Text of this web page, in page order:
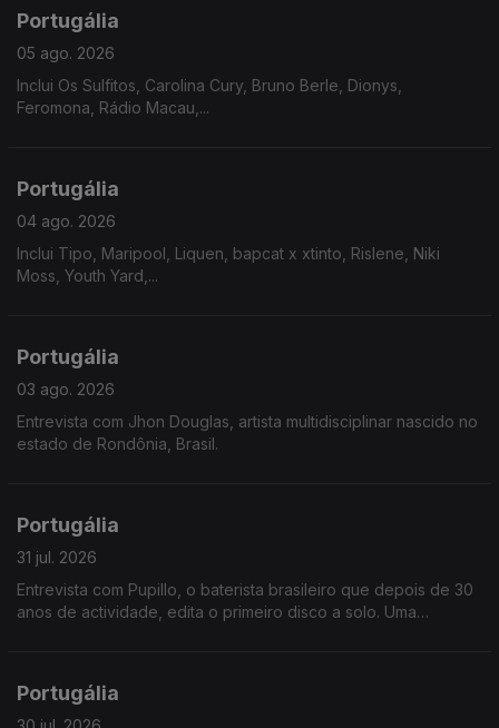
Portugália
05 ago. 2026
Inclui Os Sulfitos, Carolina Cury, Bruno Berle, Dionys,
Feromona, Rádio Macau,...
Portugália
04 ago. 2026
Inclui Tipo, Maripool, Liquen, bapcat x xtinto, Rislene, Niki
Moss, Youth Yard,...
Portugália
03 ago. 2026
Entrevista com Jhon Douglas, artista multidisciplinar nascido no
estado de Rondônia, Brasil.
Portugália
31 jul. 2026
Entrevista com Pupillo, o baterista brasileiro que depois de 30
anos de actividade, edita o primeiro disco a solo. Uma
Portugália